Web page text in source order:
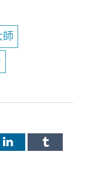
師
LinkedInTumblr